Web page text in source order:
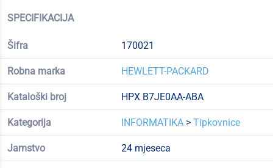
SPECIFIKACIJA
Šifra 170021
Robna marka HEWLETT-PACKARD
Kataloški broj HPX B7JE0AA-ABA
Kategorija INFORMATIKA> Tipkovnice
Jamstvo 24 mjeseca